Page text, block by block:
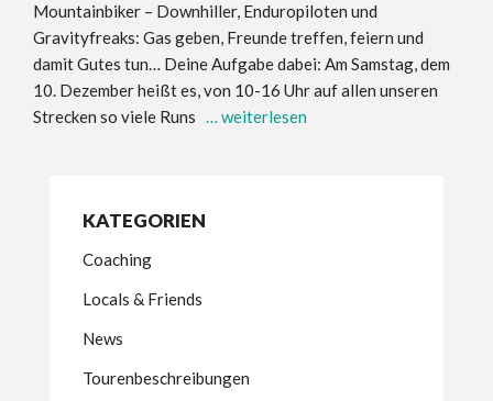
Mountainbiker – Downhiller, Enduropiloten und
Gravityfreaks: Gas geben, Freunde treffen, feiern und
damit Gutes tun… Deine Aufgabe dabei: Am Samstag, dem
10. Dezember heißt es, von 10-16 Uhr auf allen unseren
Strecken so viele Runs … weiterlesen
KATEGORIEN
Coaching
Locals & Friends
News
Tourenbeschreibungen